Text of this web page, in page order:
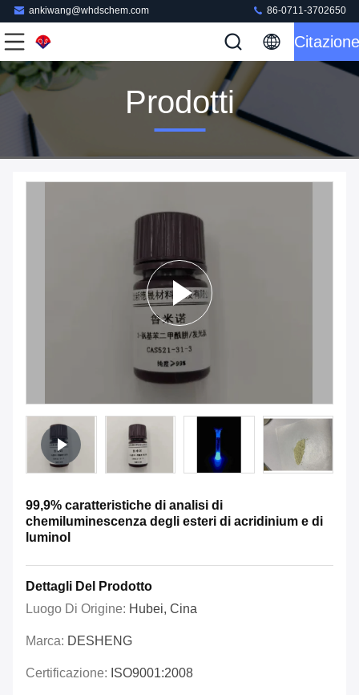
ankiwang@whdschem.com 86-0711-3702650
Citazione
Prodotti
99,9% caratteristiche di analisi di
chemiluminescenza degli esteri di acridinium e di
luminol
Dettagli Del Prodotto
Luogo Di Origine: Hubei, Cina
Marca: DESHENG
Certificazione: ISO9001:2008